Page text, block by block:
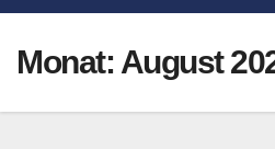
Monat: August